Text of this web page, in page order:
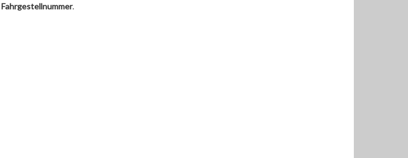
Fahrgestellnummer.